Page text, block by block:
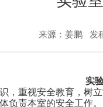
来源：姜鹏 发
实
，重视安全教育，树
负责本室的安全工作。